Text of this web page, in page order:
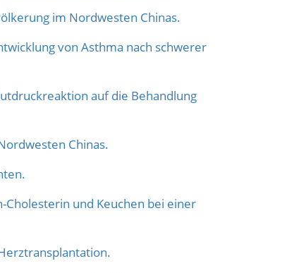
im Nordwesten Chinas.
von Asthma nach schwerer
auf die Behandlung
Chinas.
und Keuchen bei einer